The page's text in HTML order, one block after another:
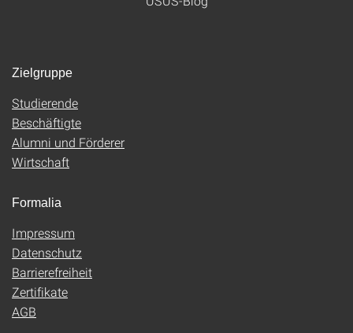
Zielgruppe
Studierende
Beschäftigte
Alumni und Förderer
Wirtschaft
Formalia
Impressum
Datenschutz
Barrierefreiheit
Zertifikate
AGB